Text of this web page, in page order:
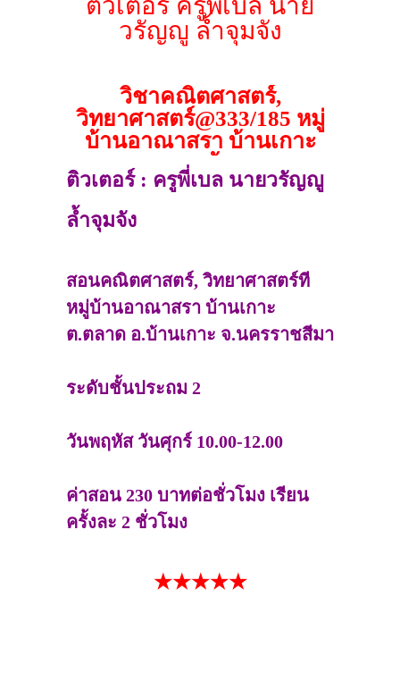
ติวเตอร์ ครูพี่เบล นาย
วรัญญู ล้ำจุมจัง
วิชาคณิตศาสตร์,
วิทยาศาสตร์@333/185 หมู่
บ้านอาณาสรา บ้านเกาะ
ต.ตลาด อ.บ้านเกาะ
จ.นครราชสีมา
ติวเตอร์ : ครูพี่เบล นายวรัญญู
ล้ำจุมจัง
สอนคณิตศาสตร์, วิทยาศาสตร์ที
หมู่บ้านอาณาสรา บ้านเกาะ
ต.ตลาด อ.บ้านเกาะ จ.นครราชสีมา
ระดับชั้นประถม 2
วันพฤหัส วันศุกร์ 10.00-12.00
ค่าสอน 230 บาทต่อชั่วโมง เรียน
ครั้งละ 2 ชั่วโมง
★★★★★